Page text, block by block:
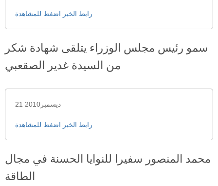
رابط الخبر اضغط للمشاهدة
سمو رئيس مجلس الوزراء يتلقى شهادة شكر
من السيدة غدير الصقعبي
21 ديسمبر2010
رابط الخبر اضغط للمشاهدة
محمد المنصور سفيرا للنوايا الحسنة في مجال
الطاقة